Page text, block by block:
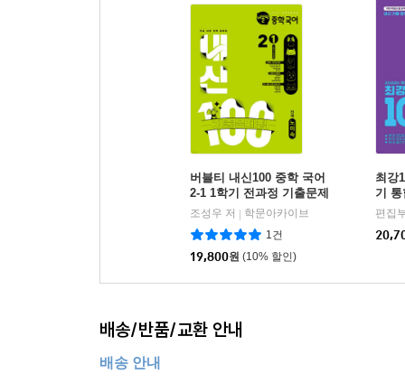
버블티 내신100 중학 국어
2-1 1학기 전과정 기출문제
집 천재(노미숙) (2026년)
조성우 저
학문아카이브
1건
19,800원 (10% 할인)
최강
기
집 천
편집
배송/반품/교환 안내
배송 안내